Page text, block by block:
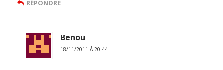
RÉPONDRE
Benou
18/11/2011 Á 20:44